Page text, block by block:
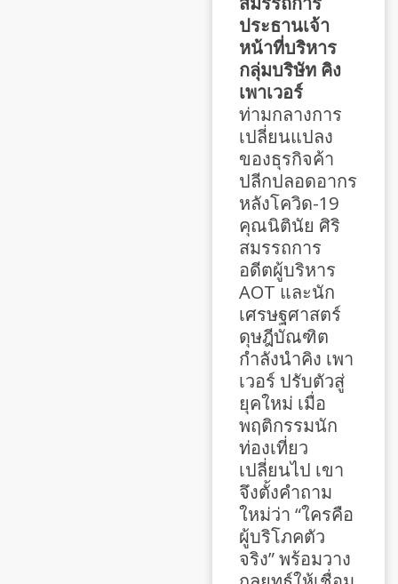
ประธานเจ้า
หน้าที่บริหาร
กลุ่มบริษัท คิง
เพาเวอร์
ท่ามกลางการ
เปลี่ยนแปลง
ของธุรกิจค้า
ปลีกปลอดอากร
หลังโควิด-19
คุณนิตินัย ศิริ
สมรรถการ
อดีตผู้บริหาร
AOT และนัก
เศรษฐศาสตร์
ดุษฎีบัณฑิต
กำลังนำคิง เพา
เวอร์ ปรับตัวสู่
ยุคใหม่ เมื่อ
พฤติกรรมนัก
ท่องเที่ยว
เปลี่ยนไป เขา
จึงตั้งคำถาม
ใหม่ว่า “ใครคือ
ผู้บริโภคตัว
จริง” พร้อมวาง